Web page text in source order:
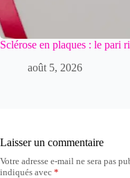
Sclérose en plaques : le pari
août 5, 2026
Laisser un commentaire
Votre adresse e-mail ne sera pas
indiqués avec *